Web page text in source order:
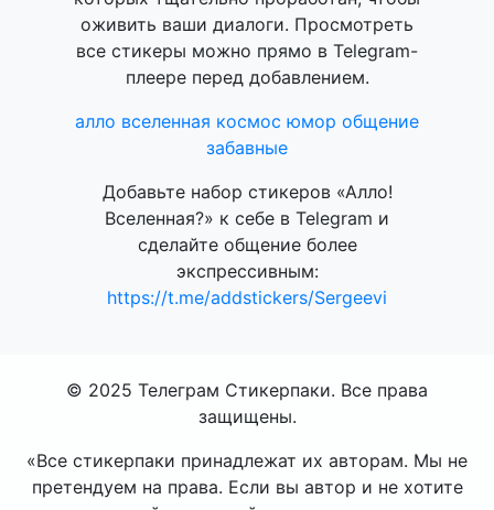
оживить ваши диалоги. Просмотреть
все стикеры можно прямо в Telegram-
плеере перед добавлением.
алло вселенная космос юмор общение
забавные
Добавьте набор стикеров «Алло!
Вселенная?» к себе в Telegram и
сделайте общение более
экспрессивным:
https://t.me/addstickers/Sergeevi
© 2025 Телеграм Стикерпаки. Все права
защищены.
«Все стикерпаки принадлежат их авторам. Мы не
претендуем на права. Если вы автор и не хотите